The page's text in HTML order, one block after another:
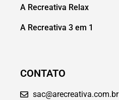
A Recreativa Relax
A Recreativa 3 em 1
CONTATO
sac@arecreativa.com.br